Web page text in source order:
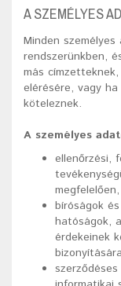
A SZEMÉLYES
Minden
rendszerünkben,
más
elérésére, vagy
köteleznek.
A személyes
ellenőrzési,
megfelelően,
bíróságok
hatóságok,
érdekeinek